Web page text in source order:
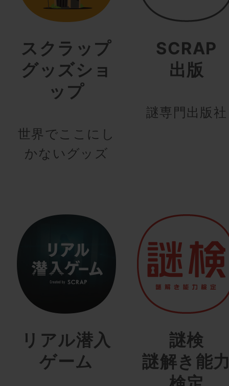
スクラップ
グッズショ
ップ
世界でここにし
かないグッズ
SCRAP
出版
謎専門出版社
リアル潜入
ゲーム
謎検
謎解き能